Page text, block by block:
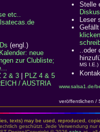
etc..
(engl.)
neue
zur Clubliste;
2 & 3
PLZ 4 & 5
/ AUSTRIA
Stelle
Leser
klicken
..oder
MS I.E.)
www.salsa1.de/
veröffentlichen /
texts) may be used, reproduced,
geschützt. Jede Verwendung